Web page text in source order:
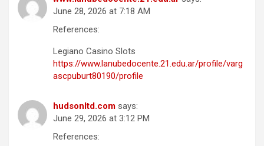
June 28, 2026 at 7:18 AM
References:
Legiano Casino Slots
https://www.lanubedocente.21.edu.ar/profile/varg
ascpuburt80190/profile
hudsonltd.com says:
June 29, 2026 at 3:12 PM
References: